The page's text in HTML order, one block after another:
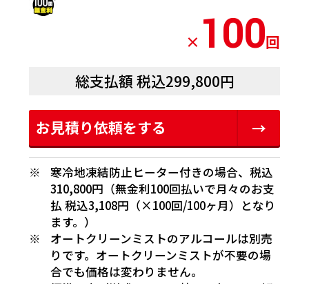
× 100回
総支払額 税込299,800円
お見積り依頼をする
寒冷地凍結防止ヒーター付きの場合、税込
310,800円（無金利100回払いで月々のお支
払 税込3,108円（×100回/100ヶ月）となり
ます。）
オートクリーンミストのアルコールは別売
りです。オートクリーンミストが不要の場
合でも価格は変わりません。